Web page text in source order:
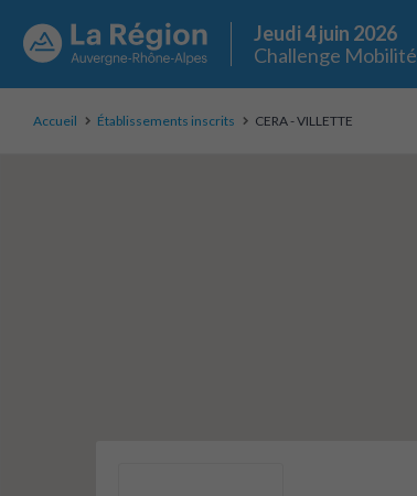
Jeudi 4 juin 2026
Challenge Mobilité
Accueil Établissements inscrits CERA - VILLETTE